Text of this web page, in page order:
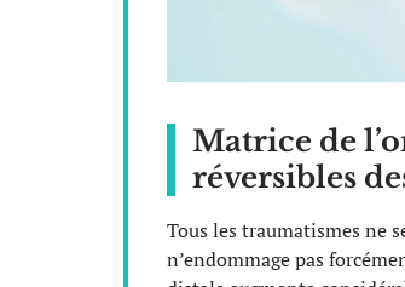
Matrice de
réversibles
Tous les traumatismes ne
n’endommage pas